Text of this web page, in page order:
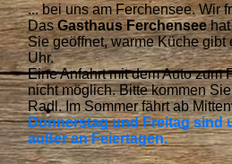
... bei uns am Ferchensee. Wir
DasGasthaus Ferchenseehat
Sie geöffnet, warme Küche gibt
Uhr.
Eine Anfahrt mit dem Auto zum
nicht möglich. Bitte kommen
Radl. Im Sommer fährt ab
Donnerstag und Freitag sind
außer an Feiertagen.